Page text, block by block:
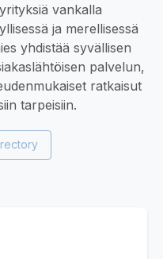
vankalla
ja merellisessä
yhdistää syvällisen
palvelun,
ratkaisut
tarpeisiin.